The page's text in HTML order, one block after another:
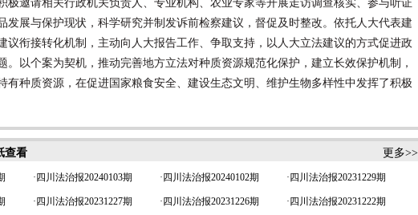
极邀请相关行政机关负责人、专业机构、农业专家等开展走访调查核实、参与听证
发展与保护现状，科学研究并制发诉前检察建议，督促及时整改。依托人大代表建
议衔接转化机制，主动向人大报告工作、争取支持，以人大立法建议的方式促进政
。以个案为契机，推动完善地方立法对种质资源规范化保护，建立长效保护机制，
有种质资源，在促进国家粮食安全、建设生态文明、维护生物多样性中发挥了积极
更多>>
查看
· 四川法治报20240103期 · 四川法治报20240102期 · 四川法治报20231229期
· 四川法治报20231227期 · 四川法治报20231226期 · 四川法治报20231222期